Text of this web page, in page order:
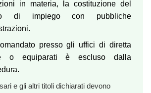
in materia, la costituzione del
di impiego con pubbliche
presso gli uffici di diretta
o equiparati è escluso dalla
e gli altri titoli dichiarati devono